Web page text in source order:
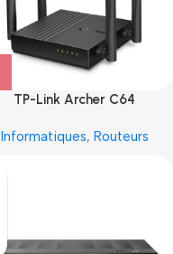
TP-Link Archer C64
Informatiques, Routeurs